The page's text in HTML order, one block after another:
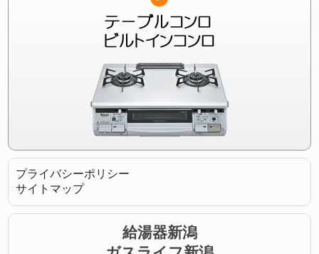
プライバシーポリシー
サイトマップ
給湯器新潟